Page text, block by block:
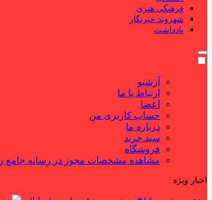
فرهنگی هنری
شهروند خبرنگار
یادداشت
آرشیو
ارتباط با ما
اعضا
حساب کاربری من
درباره ما
سبد خرید
فروشگاه
مشاهده مشخصات مجوز در رسانه جامع
اخبار ویژه